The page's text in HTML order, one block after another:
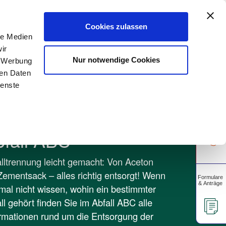
Medien
Daten
Cookies zulassen
Nur notwendige Cookies
Gewerbekunden Unsere Apps AA
ABC
leicht gemacht: Von Aceton
– alles richtig entsorgt! Wenn
nicht wissen, wohin ein bestimmter
gehört finden Sie im Abfall ABC alle
rund um die Entsorgung der